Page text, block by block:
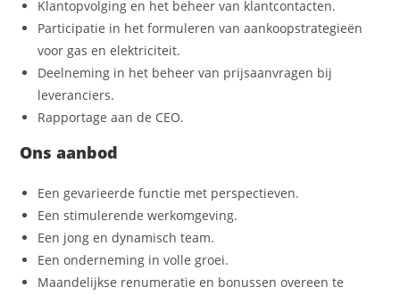
Klantopvolging en het beheer van klantcontacten.
Participatie in het formuleren van aankoopstrategieën
voor gas en elektriciteit.
Deelneming in het beheer van prijsaanvragen bij
leveranciers.
Rapportage aan de CEO.
Ons aanbod
Een gevarieerde functie met perspectieven.
Een stimulerende werkomgeving.
Een jong en dynamisch team.
Een onderneming in volle groei.
Maandelijkse renumeratie en bonussen overeen te